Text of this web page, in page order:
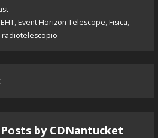
EHT, Event Horizon Telescope, Fisica,
radiotelescopio
by ‎CDNantucket